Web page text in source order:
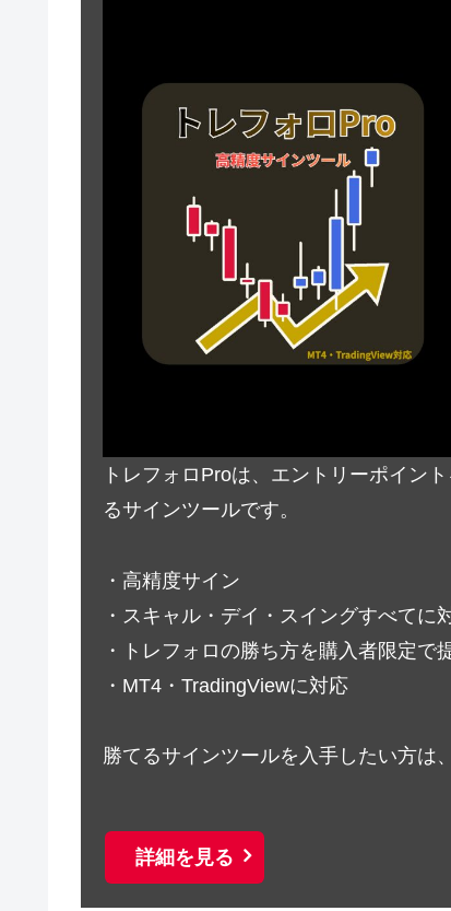
トレフォロProは、エントリーポイン
るサインツールです。
・高精度サイン
・スキャル・デイ・スイングすべてに
・トレフォロの勝ち方を購入者限定で
・MT4・TradingViewに対応
勝てるサインツールを入手したい方は
詳細を見る